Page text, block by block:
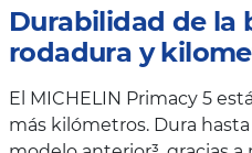
Durabilidad de la
rodadura y
El MICHELIN Primacy 5
más kilómetros. Dura hasta